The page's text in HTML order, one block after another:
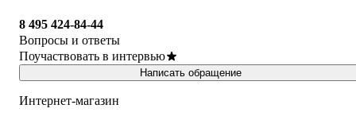
8 495 424-84-44
Вопросы и ответы
Поучаствовать в интервью
Написать обращение
Интернет-магазин